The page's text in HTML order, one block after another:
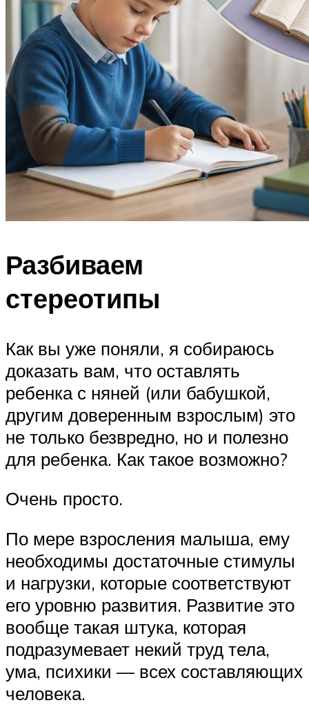
Разбиваем
стереотипы
Как вы уже поняли, я собираюсь
доказать вам, что оставлять
ребенка с няней (или бабушкой,
другим доверенным взрослым) это
не только безвредно, но и полезно
для ребенка. Как такое возможно?
Очень просто.
По мере взросления малыша, ему
необходимы достаточные стимулы
и нагрузки, которые соответствуют
его уровню развития. Развитие это
вообще такая штука, которая
подразумевает некий труд тела,
ума, психики — всех составляющих
человека.